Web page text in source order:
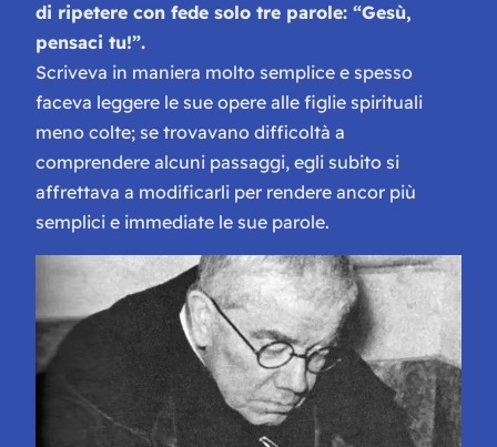
di ripetere con fede solo tre parole: “Gesù,
pensaci tu!”.
Scriveva in maniera molto semplice e spesso
faceva leggere le sue opere alle figlie spirituali
meno colte; se trovavano difficoltà a
comprendere alcuni passaggi, egli subito si
affrettava a modificarli per rendere ancor più
semplici e immediate le sue parole.